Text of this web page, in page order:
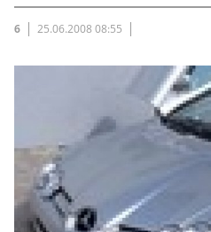
6 25.06.2008 08:55